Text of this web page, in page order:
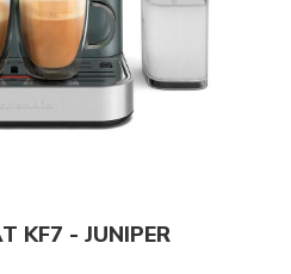
KF7 - JUNIPER